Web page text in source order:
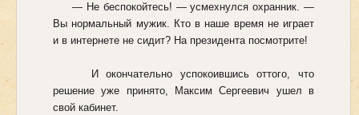
— Не беспокойтесь! — усмехнулся охранник. —
Вы нормальный мужик. Кто в наше время не играет
и в интернете не сидит? На президента посмотрите!
И окончательно успокоившись оттого, что
решение уже принято, Максим Сергеевич ушел в
свой кабинет.